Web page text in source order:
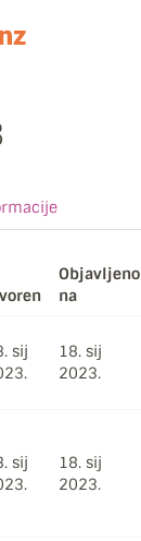
Objavljeno
na
sij
18. sij
2023.
sij
18. sij
2023.